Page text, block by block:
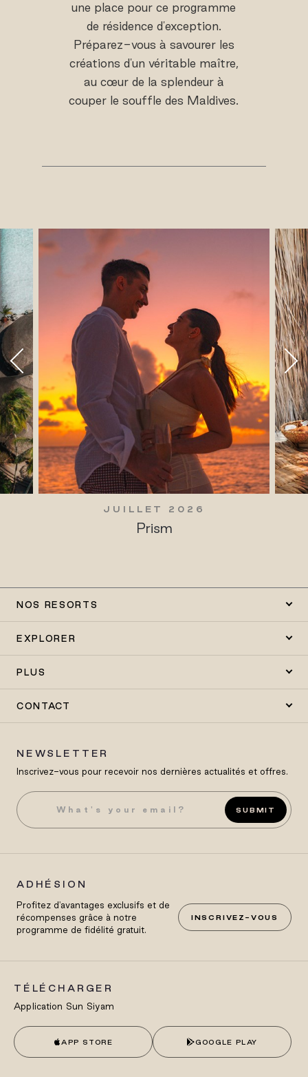
une place pour ce programme
de résidence d'exception.
Préparez-vous à savourer les
créations d'un véritable maître,
au cœur de la splendeur à
couper le souffle des Maldives.
JUILLET 2026
Prism
NOS RESORTS
EXPLORER
PLUS
CONTACT
NEWSLETTER
Inscrivez-vous pour recevoir nos dernières actualités et offres.
SUBMIT
ADHÉSION
Profitez d'avantages exclusifs et de
récompenses grâce à notre
programme de fidélité gratuit.
INSCRIVEZ-VOUS
TÉLÉCHARGER
Application Sun Siyam
APP STORE GOOGLE PLAY